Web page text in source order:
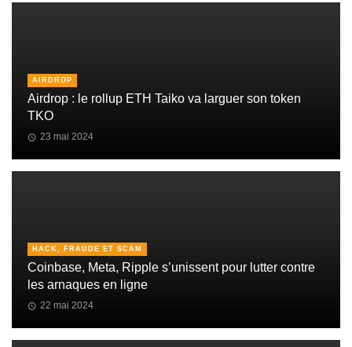
AIRDROP
Airdrop : le rollup ETH Taiko va larguer son token
TKO
23 mai 2024
HACK, FRAUDE ET SCAM
Coinbase, Meta, Ripple s’unissent pour lutter contre
les arnaques en ligne
22 mai 2024